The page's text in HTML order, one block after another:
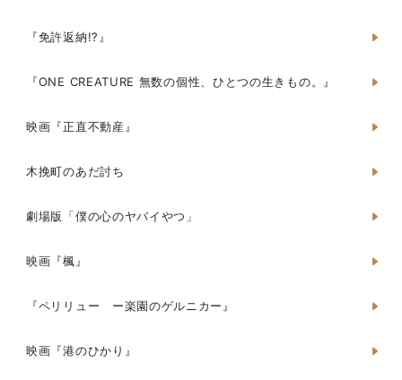
『免許返納!?』
『ONE CREATURE 無数の個性、ひとつの生きもの。』
映画『正直不動産』
木挽町のあだ討ち
劇場版「僕の心のヤバイやつ」
映画『楓』
『ペリリュー ー楽園のゲルニカー』
映画『港のひかり』